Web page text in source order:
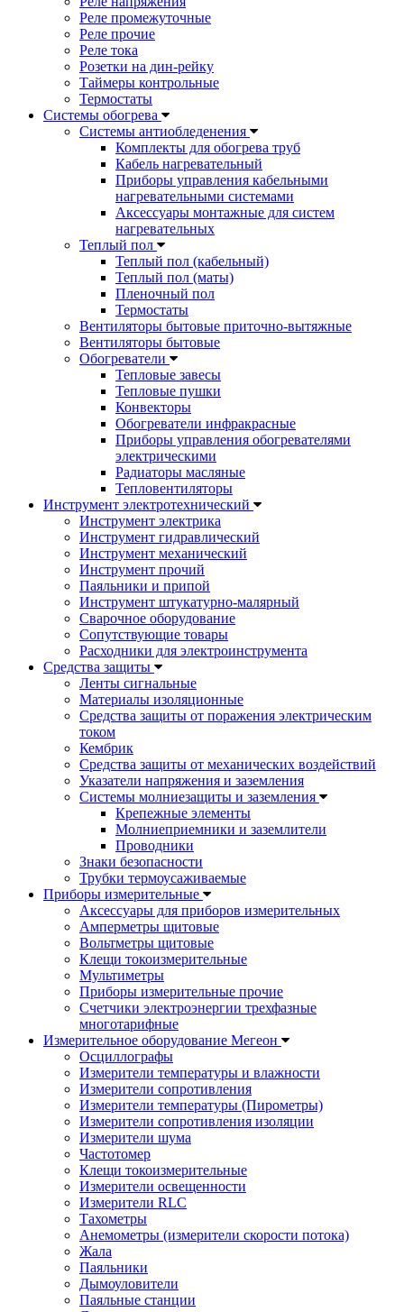
Реле промежуточные
Реле прочие
Реле тока
Розетки на дин-рейку
Таймеры контрольные
Термостаты
Системы обогрева
Системы антиобледенения
Комплекты для обогрева труб
Кабель нагревательный
Приборы управления кабельными
нагревательными системами
Аксессуары монтажные для систем
нагревательных
Теплый пол
Теплый пол (кабельный)
Теплый пол (маты)
Пленочный пол
Термостаты
Вентиляторы бытовые приточно-вытяжные
Вентиляторы бытовые
Обогреватели
Тепловые завесы
Тепловые пушки
Конвекторы
Обогреватели инфракрасные
Приборы управления обогревателями
электрическими
Радиаторы масляные
Тепловентиляторы
Инструмент электротехнический
Инструмент электрика
Инструмент гидравлический
Инструмент механический
Инструмент прочий
Паяльники и припой
Инструмент штукатурно-малярный
Сварочное оборудование
Сопутствующие товары
Расходники для электроинструмента
Cредства защиты
Ленты сигнальные
Материалы изоляционные
Средства защиты от поражения электрическим
током
Кембрик
Средства защиты от механических воздействий
Указатели напряжения и заземления
Системы молниезащиты и заземления
Крепежные элементы
Молниеприемники и заземлители
Проводники
Знаки безопасности
Трубки термоусаживаемые
Приборы измерительные
Аксессуары для приборов измерительных
Амперметры щитовые
Вольтметры щитовые
Клещи токоизмерительные
Мультиметры
Приборы измерительные прочие
Счетчики электроэнергии трехфазные
многотарифные
Измерительное оборудование Мегеон
Осциллографы
Измерители температуры и влажности
Измерители сопротивления
Измерители температуры (Пирометры)
Измерители сопротивления изоляции
Измерители шума
Частотомер
Клещи токоизмерительные
Измерители освещенности
Измерители RLC
Тахометры
Анемометры (измерители скорости потока)
Жала
Паяльники
Дымоуловители
Паяльные станции